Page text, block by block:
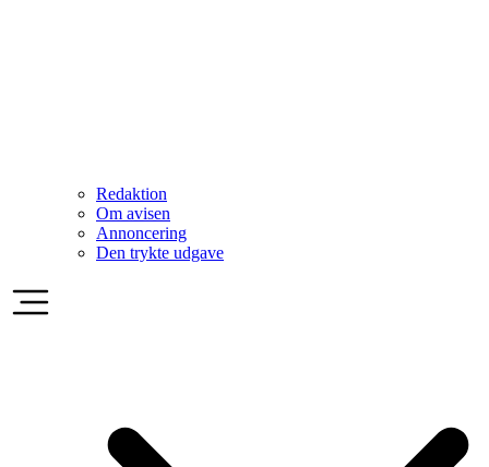
Redaktion
Om avisen
Annoncering
Den trykte udgave